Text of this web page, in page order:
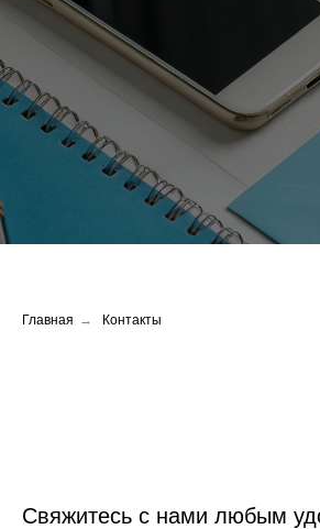
Главная → Контакты
Cвяжитесь с нами любым